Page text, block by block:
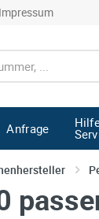
Impressum
Anfrage